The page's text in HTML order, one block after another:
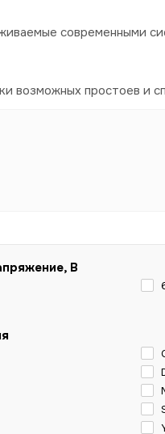
современными
возможных простоев и
В